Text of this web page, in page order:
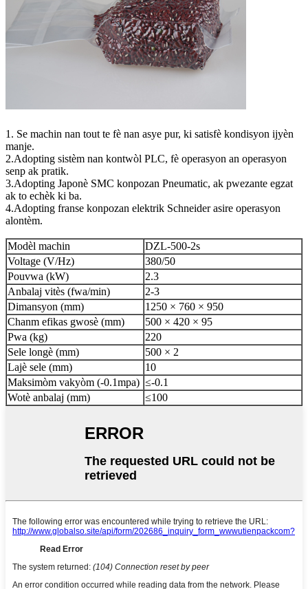
1. Se machin nan tout te fè nan asye pur, ki satisfè kondisyon ijyèn
manje.
2.Adopting sistèm nan kontwòl PLC, fè operasyon an operasyon
senp ak pratik.
3.Adopting Japonè SMC konpozan Pneumatic, ak pwezante egzat
ak to echèk ki ba.
4.Adopting franse konpozan elektrik Schneider asire operasyon
alontèm.
Modèl machin
DZL-500-2s
Voltage (V/Hz)
380/50
Pouvwa (kW)
2.3
Anbalaj vitès (fwa/min)
2-3
Dimansyon (mm)
1250 × 760 × 950
Chanm efikas gwosè (mm)
500 × 420 × 95
Pwa (kg)
220
Sele longè (mm)
500 × 2
Lajè sele (mm)
10
Maksimòm vakyòm (-0.1mpa) ≤-0.1
Wotè anbalaj (mm)
≤100